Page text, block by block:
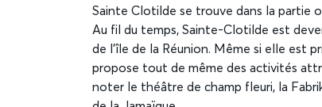
Sainte Clotilde se trouve dans la partie
Au fil du temps, Sainte-Clotilde est
de l’île de la Réunion. Même si elle est
propose tout de même des activités
noter le théâtre de champ fleuri, la